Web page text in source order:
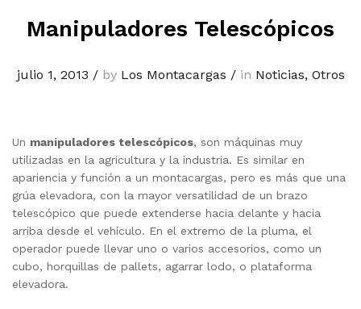
Manipuladores Telescópicos
julio 1, 2013 /by Los Montacargas /in Noticias, Otros
Un manipuladores telescópicos, son máquinas muy
utilizadas en la agricultura y la industria. Es similar en
apariencia y función a un montacargas, pero es más que una
grúa elevadora, con la mayor versatilidad de un brazo
telescópico que puede extenderse hacia delante y hacia
arriba desde el vehículo. En el extremo de la pluma, el
operador puede llevar uno o varios accesorios, como un
cubo, horquillas de pallets, agarrar lodo, o plataforma
elevadora.